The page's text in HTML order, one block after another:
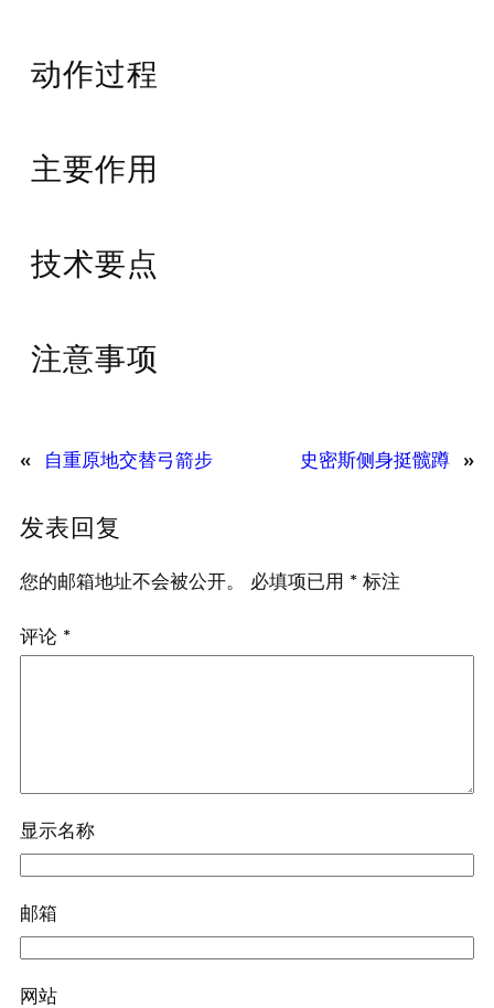
动作过程
主要作用
技术要点
注意事项
« 自重原地交替弓箭步 史密斯侧身挺髋蹲 »
发表回复
您的邮箱地址不会被公开。 必填项已用 * 标注
评论 *
显示名称
邮箱
网站